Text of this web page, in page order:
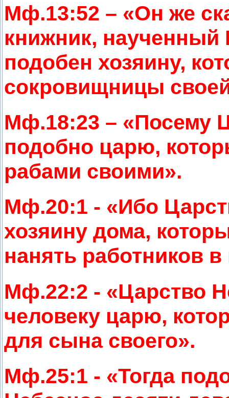
Мф.13:52 – «Он же
книжник, наученный
подобен хозяину,
сокровищницы
Мф.18:23 – «Посему
подобно царю,
рабами своими».
Мф.20:1 - «Ибо
хозяину дома,
нанять работников
Мф.22:2 - «Царство
человеку царю,
для сына своего».
Мф.25:1 - «Тогда